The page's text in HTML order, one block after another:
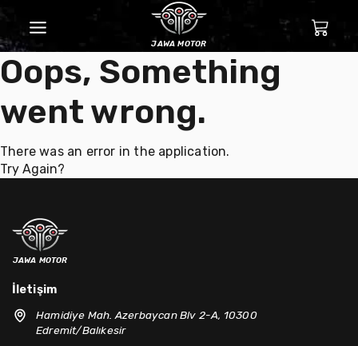
jawa motor
Oops, Something
went wrong.
There was an error in the application.
Try Again?
jawa motor
İletişim
Hamidiye Mah. Azerbaycan Blv 2-A, 10300
Edremit/Balıkesir